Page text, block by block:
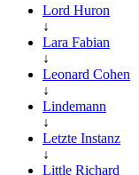
Lord Huron
↓
Lara Fabian
↓
Leonard Cohen
↓
Lindemann
↓
Letzte Instanz
↓
Little Richard